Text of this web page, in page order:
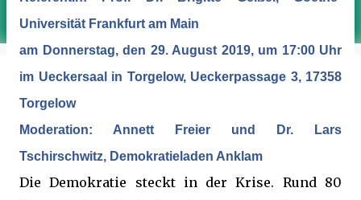
Universität Frankfurt am Main
am Donnerstag, den 29. August 2019, um 17:00 Uhr
im Ueckersaal in Torgelow, Ueckerpassage 3, 17358
Torgelow
Moderation: Annett Freier und Dr. Lars
Tschirschwitz, Demokratieladen Anklam
Die Demokratie steckt in der Krise. Rund 80